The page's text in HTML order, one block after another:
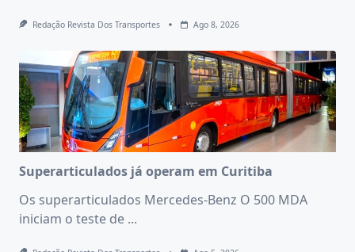
Redação Revista Dos Transportes Ago 8, 2026
Superarticulados já operam em Curitiba
Os superarticulados Mercedes-Benz O 500 MDA
iniciam o teste de ...